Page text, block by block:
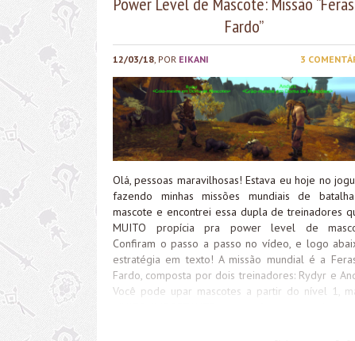
Fardo”
12/03/18, POR EIKANI 3
Olá, pessoas maravilhosas! Estava eu hoje no
fazendo minhas missões mundiais de
mascote e encontrei essa dupla de treinadores
MUITO propícia pra power level de
Confiram o passo a passo no vídeo, e logo
estratégia em texto! A missão mundial é a
Fardo, composta por dois treinadores: Rydyr e
Você pode upar mascotes a partir do nível 1,